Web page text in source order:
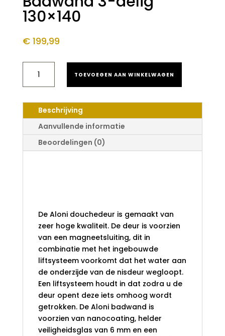
130×140
€199,99
INKLAPBAAR
BADWAND
DELIG
130X140
AANTAL
TOEVOEGEN AAN WINKELWAGEN
Beschrijving
Aanvullende informatie
Beoordelingen (0)
De Aloni douchedeur is gemaakt van
zeer hoge kwaliteit. De deur is voorzien
van een magneetsluiting, dit in
combinatie met het ingebouwde
liftsysteem voorkomt dat het water aan
de onderzijde van de nisdeur wegloopt.
Een liftsysteem houdt in dat zodra u de
deur opent deze iets omhoog wordt
getrokken. De Aloni badwand is
voorzien van nanocoating, helder
veiligheidsglas van 6 mm en een